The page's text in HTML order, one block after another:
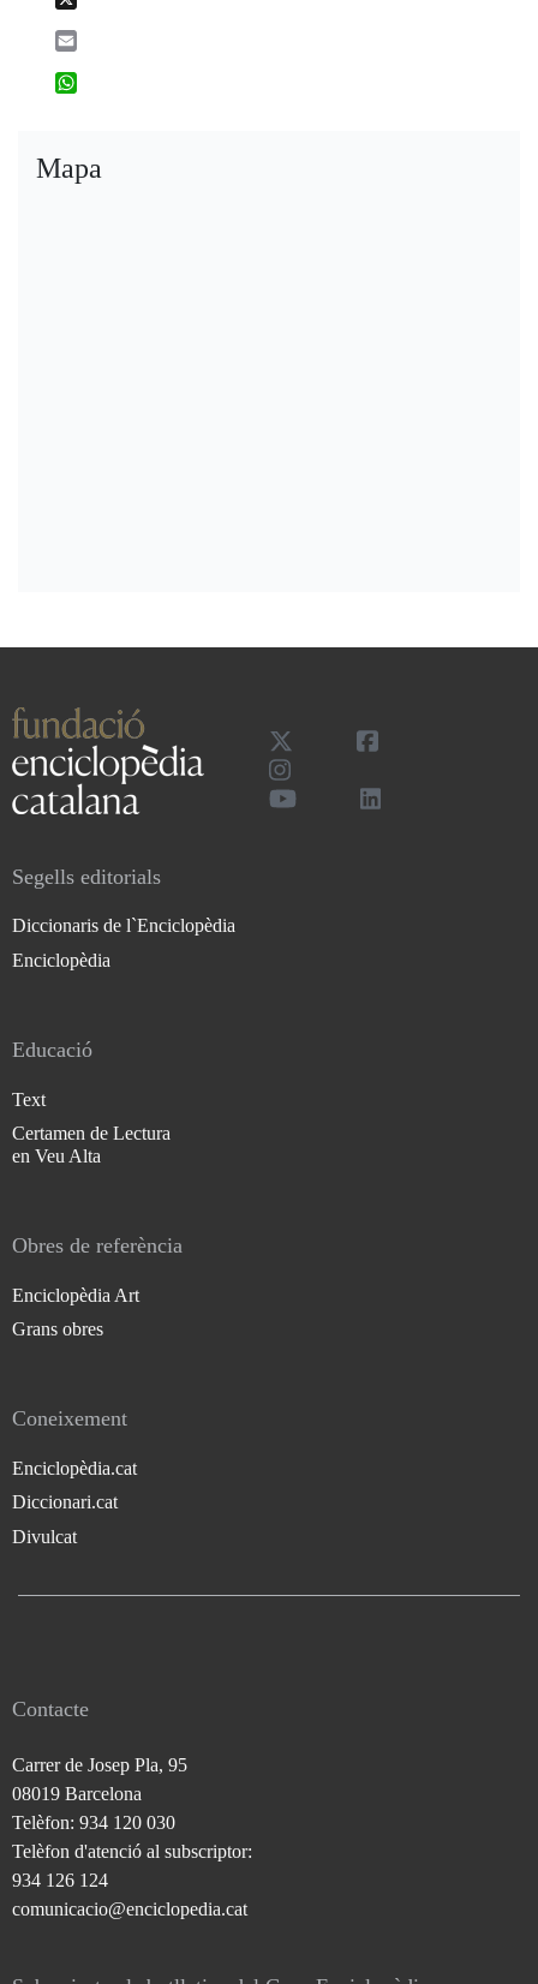
Mapa
Segells editorials
Diccionaris de l`Enciclopèdia
Enciclopèdia
Educació
Text
Certamen de Lectura
en Veu Alta
Obres de referència
Enciclopèdia Art
Grans obres
Coneixement
Enciclopèdia.cat
Diccionari.cat
Divulcat
Contacte
Carrer de Josep Pla, 95
08019 Barcelona
Telèfon: 934 120 030
Telèfon d'atenció al subscriptor:
934 126 124
comunicacio@enciclopedia.cat